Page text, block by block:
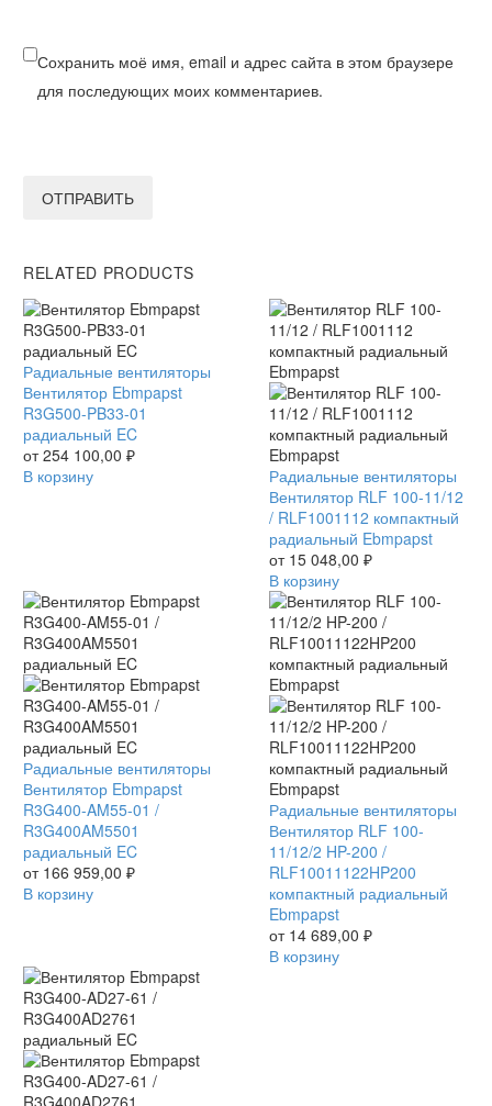
Сохранить моё имя, email и адрес сайта в этом браузере
для последующих моих комментариев.
ОТПРАВИТЬ
RELATED PRODUCTS
Вентилятор
Ebmpapst
R3G500-
PB33-
01
радиальный
Радиальные вентиляторы
Вентилятор Ebmpapst
R3G500-PB33-01
радиальный EC
от254 100,00 ₽
В корзину
Вентилятор
RLF
100-
11/12
/
RLF1001112
компактный
радиальный
Ebmpapst
Радиальные вентиляторы
Вентилятор RLF 100-11/12
/ RLF1001112 компактный
радиальный Ebmpapst
от 15 048,00 ₽
В корзину
Вентилятор
Ebmpapst
R3G400-
AM55-
01
/
R3G400AM5501
Радиальные вентиляторы
Вентилятор Ebmpapst
R3G400-AM55-01 /
R3G400AM5501
радиальный EC
от 166 959,00 ₽
В корзину
Вентилятор
RLF
100-
11/12/2
HP-
200
/
RLF10011122HP200
Радиальные вентиляторы
Вентилятор RLF 100-
11/12/2 HP-200 /
RLF10011122HP200
компактный радиальный
Ebmpapst
от 14 689,00 ₽
В корзину